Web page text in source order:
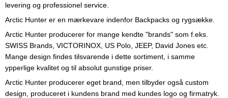
levering og professionel service.
Arctic Hunter er en mærkevare indenfor Backpacks og rygsække.
Arctic Hunter producerer for mange kendte "brands" som f.eks.
SWISS Brands, VICTORINOX, US Polo, JEEP, David Jones etc.
Mange design findes tilsvarende i dette sortiment, i samme
ypperlige kvalitet og til absolut gunstige priser.
Arctic Hunter producerer eget brand, men tilbyder også custom
design, produceret i kundens brand med kundes logo og firmatryk.